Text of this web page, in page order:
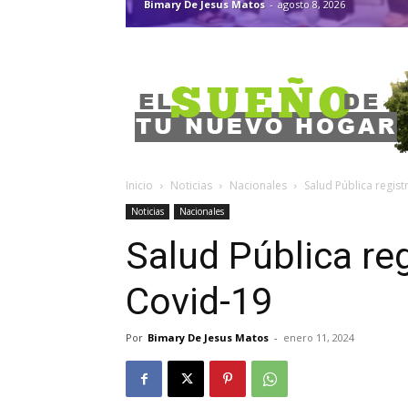
Bimary De Jesus Matos - agosto 8, 2026
Inicio Noticias Nacionales Salud Pública
Noticias Nacionales
Salud Pública
Covid-19
Por Bimary De Jesus Matos - enero 11, 2024